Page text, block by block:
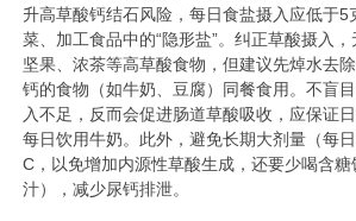
升高草酸钙结石风险，每日食盐摄入应低于5
菜、加工食品中的“隐形盐”。纠正草酸摄入，
坚果、浓茶等高草酸食物，但建议先焯水去
钙的食物（如牛奶、豆腐）同餐食用。不盲
入不足，反而会促进肠道草酸吸收，应保证
每日饮用牛奶。此外，避免长期大剂量（每
C，以免增加内源性草酸生成，还要少喝含
汁），减少尿钙排泄。